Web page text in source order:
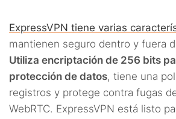
ExpressVPN tiene varias
mantienen seguro dentro y fuera
Utiliza encriptación de 256 bits
protección de datos, tiene una
registros y protege contra fugas
WebRTC. ExpressVPN está listo